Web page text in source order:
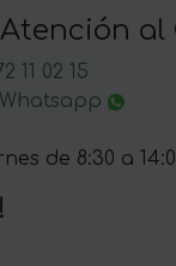
al
11 02 15
de 8:30 a